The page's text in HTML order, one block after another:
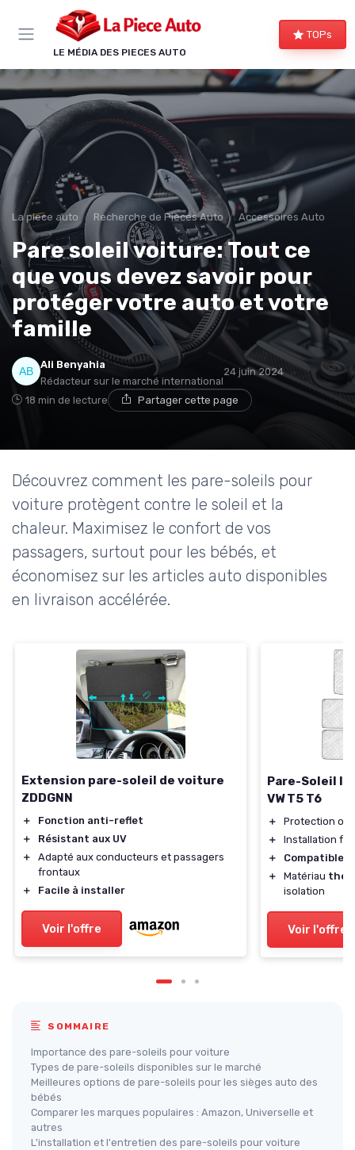
LE MÉDIA DES PIECES AUTO
TOPs
La piece auto Recherche de Pièces Auto Accessoires Auto
Pare soleil voiture: Tout ce
que vous devez savoir pour
protéger votre auto et votre
famille
Ali Benyahia
Rédacteur sur le marché international
24 juin 2024
18 min de lecture Partager cette page
Découvrez comment les pare-soleils pour
voiture protègent contre le soleil et la
chaleur. Maximisez le confort de vos
passagers, surtout pour les bébés, et
économisez sur les articles auto disponibles
en livraison accélérée.
Extension pare-soleil de voiture
ZDDGNN
＋
Fonction anti-reflet
＋
Résistant aux UV
＋
Adapté aux conducteurs et passagers
frontaux
＋
Facile à installer
Voir l'offre
Pare-Soleil
VW T5 T6
＋
Protection
＋
Installation
＋
Compatible
＋
Matériau
isolation
Voir l'offre
SOMMAIRE
Importance des pare-soleils pour voiture
Types de pare-soleils disponibles sur le marché
Meilleures options de pare-soleils pour les sièges auto des
bébés
Comparer les marques populaires : Amazon, Universelle et
autres
L'installation et l'entretien des pare-soleils pour voiture
Panneau de gestion des cookies